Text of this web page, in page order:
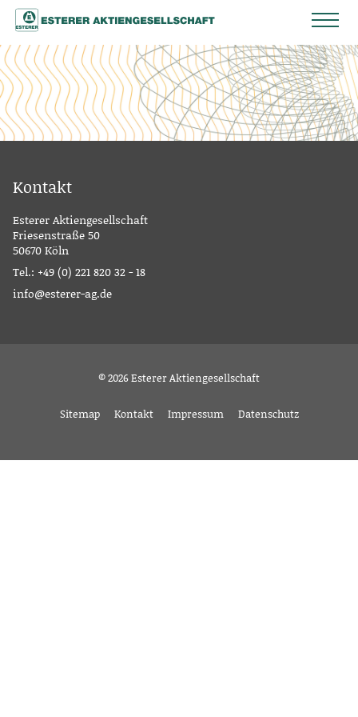
Kontakt
Esterer Aktiengesellschaft
Friesenstraße 50
50670 Köln
Tel.: +49 (0) 221 820 32 - 18
info@esterer-ag.de
© 2026 Esterer Aktiengesellschaft
Sitemap Kontakt Impressum Datenschutz